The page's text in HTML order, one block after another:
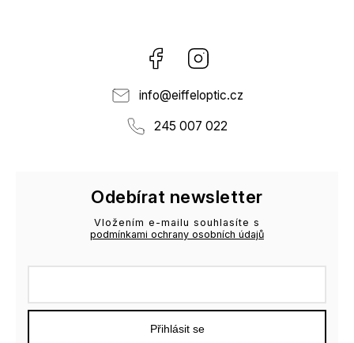
Facebook
info@eiffeloptic.cz
245 007 022
Odebírat newsletter
Vložením e-mailu souhlasíte s
podmínkami ochrany osobních údajů
Přihlásit se